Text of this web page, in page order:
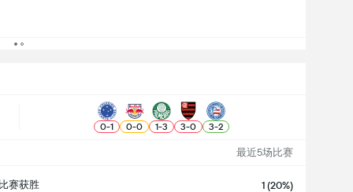
0-1 0-0 1-3 3-0 3-2
最近5场比赛
赛获胜 1 (20%)